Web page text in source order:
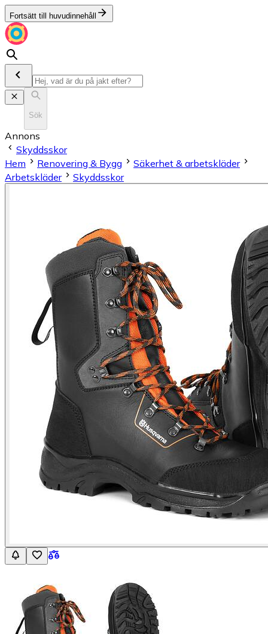
Fortsätt till huvudinnehåll
Sök
Annons
Skyddsskor
Hem
Renovering & Bygg
Säkerhet & arbetskläder
Arbetskläder
Skyddsskor